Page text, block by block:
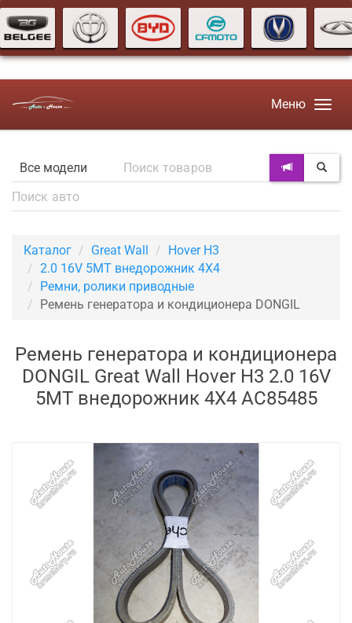
Меню
Каталог Great Wall
Hover H3
2.0 16V 5MT внедорожник 4X4
Ремни, ролики приводные
Ремень генератора и кондиционера DONGIL
Ремень генератора и кондиционера
DONGIL Great Wall Hover H3 2.0 16V
5MT внедорожник 4X4 AC85485